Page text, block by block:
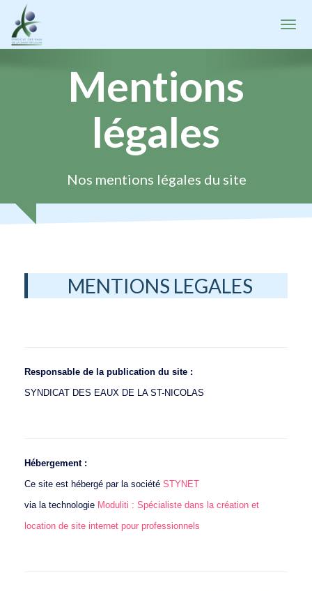
Historique
Communes
Conseil Syndical
Ressources
Traitement
Travaux
Cycle de l’eau
Relevé de compteur
Fuite d’eau
Mentions
légales
Nos mentions légales du site
MENTIONS LEGALES
Responsablede la publication du site :
SYNDICAT DES EAUX DE LA ST-NICOLAS
Hébergement :
Ce site est hébergé par la société STYNET
via la technologie Moduliti : Spécialiste dans la création et
location de site internet pour professionnels